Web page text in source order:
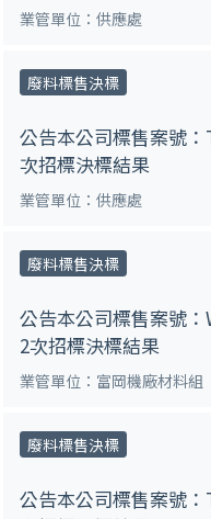
業管單位：供應處
廢料標售決標
公告本公司標售案號：
次招標決標結果
業管單位：供應處
廢料標售決標
公告本公司標售案號：
2次招標決標結果
業管單位：富岡機廠材料組
廢料標售決標
公告本公司標售案號：